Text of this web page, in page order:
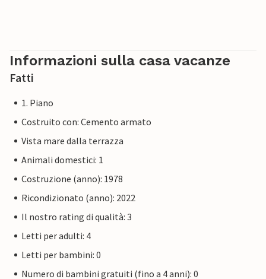
Informazioni sulla casa vacanze
Fatti
1. Piano
Costruito con: Cemento armato
Vista mare dalla terrazza
Animali domestici: 1
Costruzione (anno): 1978
Ricondizionato (anno): 2022
Il nostro rating di qualità: 3
Letti per adulti: 4
Letti per bambini: 0
Numero di bambini gratuiti (fino a 4 anni): 0